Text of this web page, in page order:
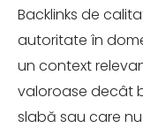
Backlinks de
autoritate în
un context
valoroase decât
slabă sau care